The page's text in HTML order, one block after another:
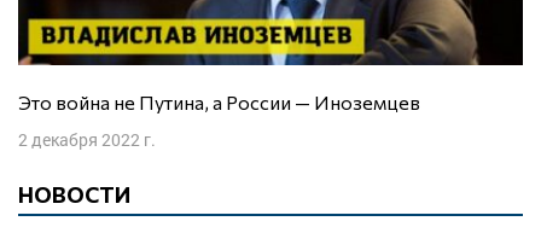
Это война не Путина, а России — Иноземцев
2 декабря 2022 г.
НОВОСТИ